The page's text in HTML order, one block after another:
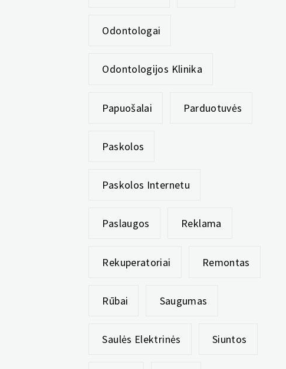
Odontologai
Odontologijos Klinika
Papuošalai Parduotuvės
Paskolos
Paskolos Internetu
Paslaugos Reklama
Rekuperatoriai Remontas
Rūbai Saugumas
Saulės Elektrinės Siuntos